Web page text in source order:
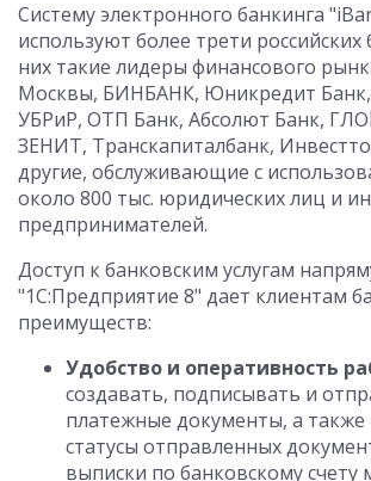
Систему электронного банкинга
используют более трети российских
них такие лидеры финансового
Москвы, БИНБАНК, Юникредит Банк,
УБРиР, ОТП Банк, Абсолют Банк,
ЗЕНИТ, Транскапиталбанк,
другие, обслуживающие с
около 800 тыс. юридических лиц и
предпринимателей.
Доступ к банковским услугам
"1С:Предприятие 8" дает клиентам
преимуществ:
Удобство и оперативность
создавать, подписывать и
платежные документы, а
статусы отправленных
выписки по банковскому счету